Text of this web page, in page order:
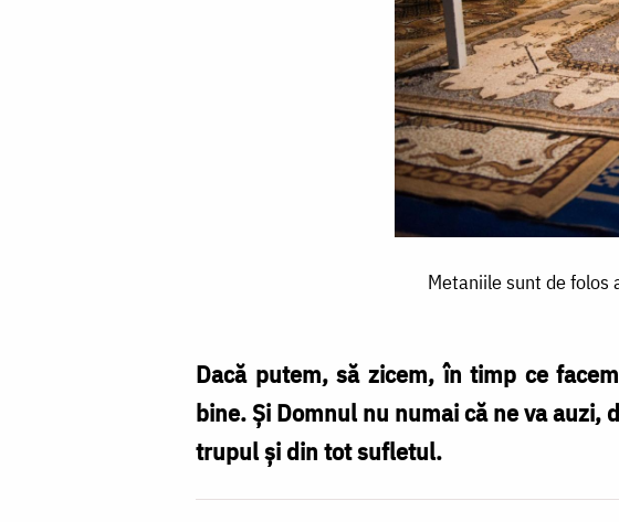
Metaniile sunt de
Dacă putem, să zicem, în timp ce
bine. Și Domnul nu numai că ne va
trupul și din tot sufletul.